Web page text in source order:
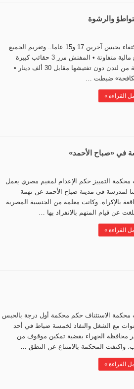
• الاكتفاء بحبس آخرين 17 و15 عاما.. وتغريم الجميع
مبالغ مالية متفاوتة • المفتش مرر 3 حقائب كبيرة
قادمة من لندن دون تفتيشها مقابل 30 ألف دينار •
ضبطت …
القراءة »
في «صباح الأحمد»
محكمة التمييز حكم الإعدام لمقيم مصري يعمل
لمدرسة في مدينة صباح الأحمد عن تهمة
بالإكراه. وكانت معلمة من الجنسية المصرية
عن قيام المتهم بالانفراد بها …
القراءة »
محكمة الاستئناف حكم محكمة أول درجة بالحبس
مع الشغل والنفاذ لخمسة ضباط في أحد
محافظة الجهراء بقضية تمكين موقوف من
واكتفت المحكمة بالامتناع عن النطق …
القراءة »